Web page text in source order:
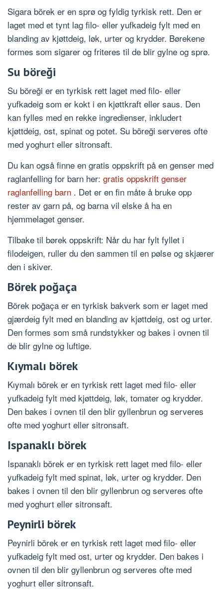
Sigara börek er en sprø og fyldig tyrkisk rett. Den er
laget med et tynt lag filo- eller yufkadeig fylt med en
blanding av kjøttdeig, løk, urter og krydder. Børekene
formes som sigarer og friteres til de blir gylne og sprø.
Su böreği
Su böreği er en tyrkisk rett laget med filo- eller
yufkadeig som er kokt i en kjøttkraft eller saus. Den
kan fylles med en rekke ingredienser, inkludert
kjøttdeig, ost, spinat og potet. Su böreği serveres ofte
med yoghurt eller sitronsaft.
Du kan også finne en gratis oppskrift på en genser med
raglanfelling for barn her: gratis oppskrift genser
raglanfelling barn . Det er en fin måte å bruke opp
rester av garn på, og barna vil elske å ha en
hjemmelaget genser.
Tilbake til børek oppskrift: Når du har fylt fyllet i
filodeigen, ruller du den sammen til en pølse og skjærer
den i skiver.
Börek poğaça
Börek poğaça er en tyrkisk bakverk som er laget med
gjærdeig fylt med en blanding av kjøttdeig, ost og urter.
Den formes som små rundstykker og bakes i ovnen til
de blir gylne og luftige.
Kıymalı börek
Kıymalı börek er en tyrkisk rett laget med filo- eller
yufkadeig fylt med kjøttdeig, løk, tomater og krydder.
Den bakes i ovnen til den blir gyllenbrun og serveres
ofte med yoghurt eller sitronsaft.
Ispanaklı börek
Ispanaklı börek er en tyrkisk rett laget med filo- eller
yufkadeig fylt med spinat, løk, urter og krydder. Den
bakes i ovnen til den blir gyllenbrun og serveres ofte
med yoghurt eller sitronsaft.
Peynirli börek
Peynirli börek er en tyrkisk rett laget med filo- eller
yufkadeig fylt med ost, urter og krydder. Den bakes i
ovnen til den blir gyllenbrun og serveres ofte med
yoghurt eller sitronsaft.